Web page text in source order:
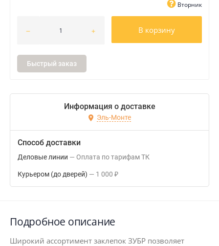
Вторник
В корзину
Быстрый заказ
Информация о доставке
Эль-Монте
Способ доставки
Деловые линии Оплата по тарифам ТК
Курьером (до дверей) 1 000 ₽
Подробное описание
Широкий ассортимент заклепок ЗУБР позволяет